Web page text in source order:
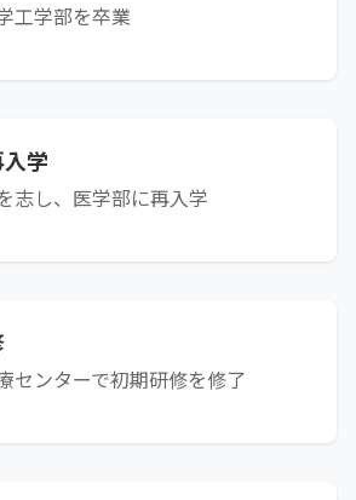
工学部を卒業
学
志し、医学部に再入学
センターで初期研修を修了